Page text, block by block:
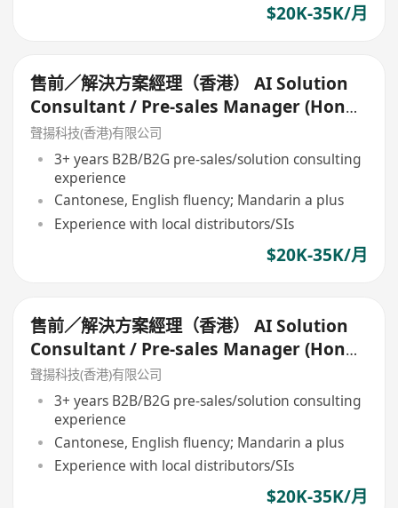
$20K-35K/月
售前／解決方案經理（香港） AI Solution
Consultant / Pre-sales Manager (Hong
Kong)
聲揚科技(香港)有限公司
3+ years B2B/B2G pre-sales/solution consulting
experience
Cantonese, English fluency; Mandarin a plus
Experience with local distributors/SIs
$20K-35K/月
售前／解決方案經理（香港） AI Solution
Consultant / Pre-sales Manager (Hong
Kong)
聲揚科技(香港)有限公司
3+ years B2B/B2G pre-sales/solution consulting
experience
Cantonese, English fluency; Mandarin a plus
Experience with local distributors/SIs
$20K-35K/月